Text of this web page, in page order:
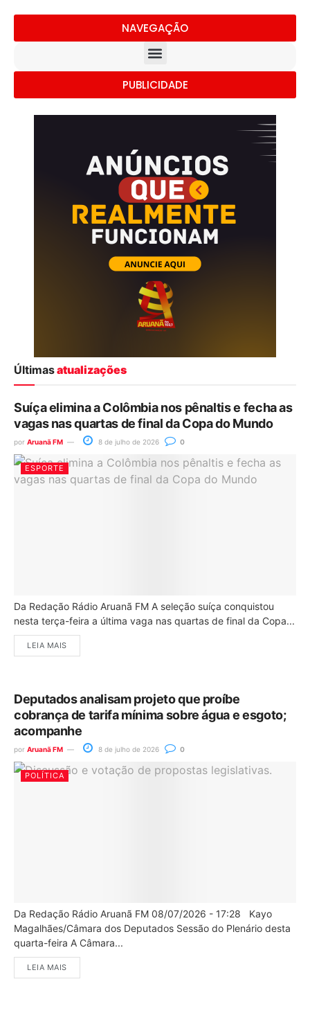
NAVEGAÇÃO
PUBLICIDADE
Últimasatualizações
Suíça elimina a Colômbia nos pênaltis e fecha as
vagas nas quartas de final da Copa do Mundo
por Aruanã FM 8 de julho de 2026 0
ESPORTE
Da Redação Rádio Aruanã FM A seleção suíça conquistou
nesta terça-feira a última vaga nas quartas de final da Copa...
LEIA MAIS
Deputados analisam projeto que proíbe
cobrança de tarifa mínima sobre água e esgoto;
acompanhe
por Aruanã FM 8 de julho de 2026 0
POLÍTICA
Da Redação Rádio Aruanã FM 08/07/2026 - 17:28 Kayo
Magalhães/Câmara dos Deputados Sessão do Plenário desta
quarta-feira A Câmara...
LEIA MAIS